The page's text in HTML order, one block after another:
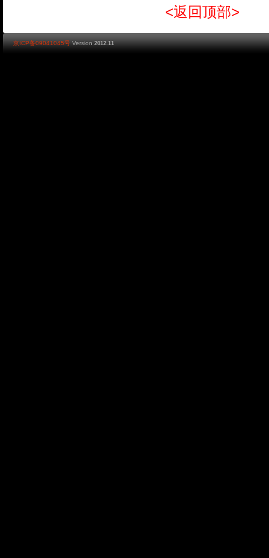
<返回顶部>
京ICP备09041045号 Version 2012.11